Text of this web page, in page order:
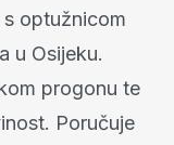
optužnicom
u Osijeku.
progonu te
Poručuje